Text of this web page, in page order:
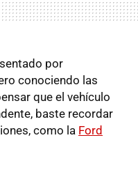
por
conociendo las
que el vehículo
baste recordar
como la Ford